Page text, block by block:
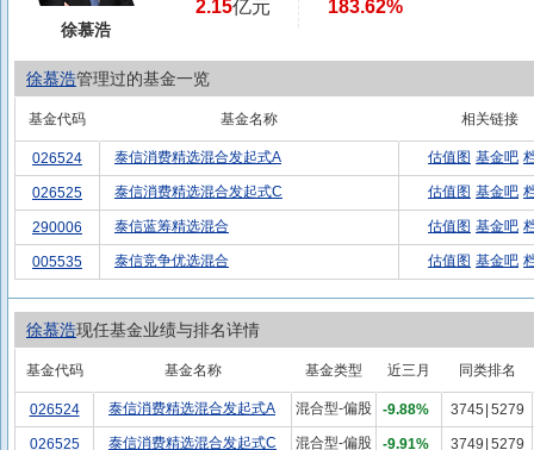
徐慕浩
2.15亿元 183.62%
徐慕浩管理过的基金一览
基金代码 基金名称 相关链接
026524 泰信消费精选混合发起式A 估值图 基金吧
026525 泰信消费精选混合发起式C 估值图 基金吧
290006 泰信蓝筹精选混合 估值图 基金吧
005535 泰信竞争优选混合 估值图 基金吧
徐慕浩现任基金业绩与排名详情
基金代码 基金名称 基金类型 近三月 同类排名
026524 泰信消费精选混合发起式A 混合型-偏股 -9.88% 3745 5279
026525 泰信消费精选混合发起式C 混合型-偏股 -9.91% 3749 5279